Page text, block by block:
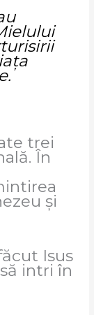
trei
În
și
Isus
intri în